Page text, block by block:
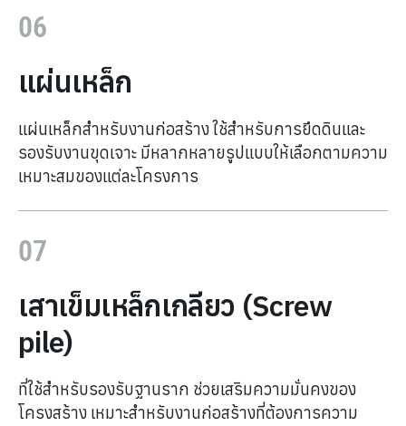
06
แผ่นเหล็ก
แผ่นเหล็กสำหรับงานก่อสร้าง ใช้สำหรับการยึดดินและ
รองรับงานขุดเจาะ มีหลากหลายรูปแบบให้เลือกตามความ
เหมาะสมของแต่ละโครงการ
07
เสาเข็มเหล็กเกลียว (Screw
pile)
ที่ใช้สำหรับรองรับฐานราก ช่วยเสริมความมั่นคงของ
โครงสร้าง เหมาะสำหรับงานก่อสร้างที่ต้องการความ